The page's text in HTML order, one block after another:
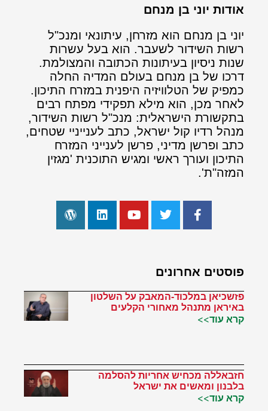
אודות יוני בן מנחם
יוני בן מנחם הוא מזרחן, עיתונאי ומנכ"ל
רשות השידור לשעבר. הוא בעל עשרות
שנות ניסיון בעיתונות הכתובה והמצולמת.
דרכו של בן מנחם בעולם המדיה החלה
כמפיק של הטלוויזיה היפנית במזרח התיכון.
לאחר מכן, הוא מילא תפקידי מפתח רבים
בתקשורת הישראלית: מנכ"ל רשות השידור,
מנהל רדיו קול ישראל, כתב לענייניי שטחים,
כתב ופרשן מדיני, פרשן לענייני המזרח
התיכון ועורך ראשי ומגיש התוכנית 'מגזין
המזה"ת'.
פוסטים אחרונים
פזשכיאן במלכוד-המאבק על השלטון
באיראן מתנהל מאחורי הקלעים
קרא עוד>>
חזבאללה מכחיש אחריות להסלמה
בלבנון ומאשים את ישראל
קרא עוד>>